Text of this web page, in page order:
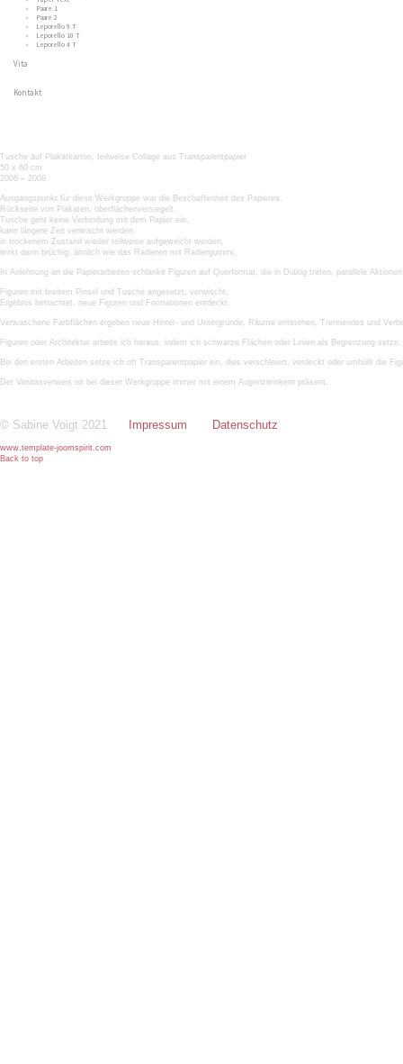
Paare 1
Paare 2
Leporello 9 T
Leporello 10 T
Leporello 4 T
Vita
Kontakt
Tusche auf Plakatkarton, teilweise Collage aus Transparentpapier
50 x 60 cm
2006 – 2008
Ausgangspunkt für diese Werkgruppe war die Beschaffenheit des Papieres.
Rückseite von Plakaten, oberflächenversiegelt.
Tusche geht keine Verbindung mit dem Papier ein,
kann längere Zeit verwischt werden,
in trockenem Zustand wieder teilweise aufgeweicht werden,
wirkt dann brüchig, ähnlich wie das Radieren mit Radiergummi,
In Anlehnung an die Papierarbeiten schlanke Figuren auf Querformat, die in Dialog treten, parallele
Figuren mit breitem Pinsel und Tusche angesetzt, verwischt,
Ergebnis betrachtet, neue Figuren und Formationen entdeckt.
Verwaschene Farbflächen ergeben neue Hinter- und Untergründe, Räume entstehen, Trennendes und
Figuren oder Architektur arbeite ich heraus, indem ich schwarze Flächen oder Linien als Begrenzung setze.
Bei den ersten Arbeiten setze ich oft Transparentpapier ein, dies verschleiert, verdeckt oder umhüllt die
Der Vanitasverweis ist bei dieser Werkgruppe immer mit einem Augenzwinkern präsent.
© Sabine Voigt 2021 Impressum Datenschutz
www.template-joomspirit.com
Back to top